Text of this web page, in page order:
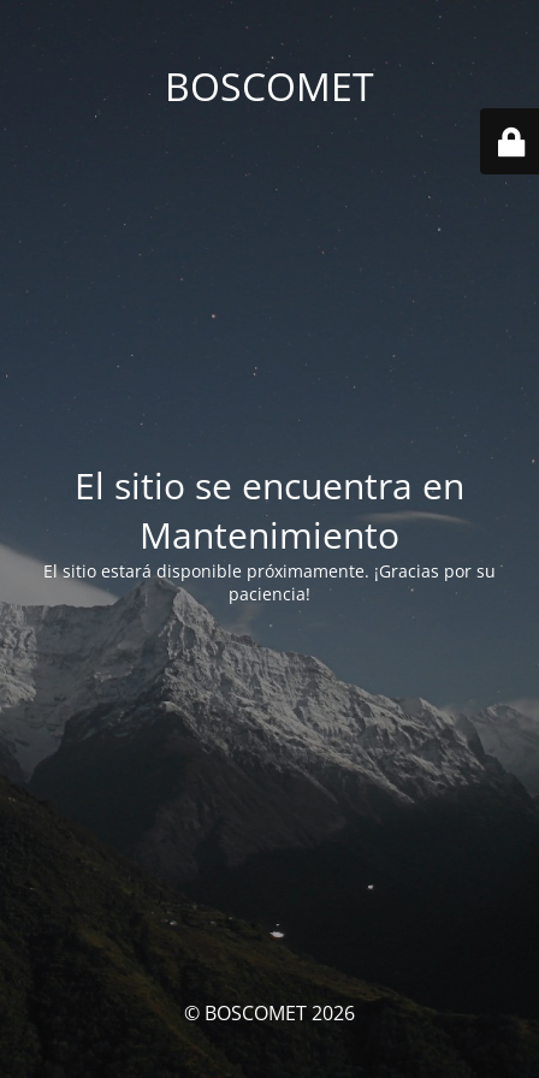
BOSCOMET
El sitio se encuentra en
Mantenimiento
El sitio estará disponible próximamente. ¡Gracias por su
paciencia!
© BOSCOMET 2026